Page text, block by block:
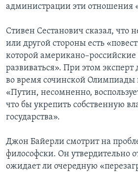
администрации эти отношения
Стивен Сестанович сказал, что
или другой стороны есть
которой
развиваться». При этом эксперт
во время сочинской Олимпиады
«Путин, несомненно,
что бы укрепить собственную
государства».
Джон Байерли смотрит на
философски. Он утвердительно
ожидает ли очередную